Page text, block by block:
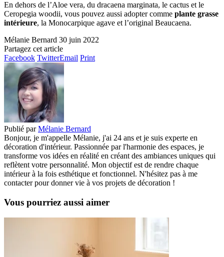
En dehors de l’Aloe vera, du dracaena marginata, le cactus et le
Ceropegia woodii, vous pouvez aussi adopter comme plante grasse
intérieure, la Monocarpique agave et l’original Beaucaena.
Mélanie Bernard 30 juin 2022
Partagez cet article
Facebook TwitterEmail Print
Publié par Mélanie Bernard
Bonjour, je m'appelle Mélanie, j'ai 24 ans et je suis experte en
décoration d'intérieur. Passionnée par l'harmonie des espaces, je
transforme vos idées en réalité en créant des ambiances uniques qui
reflètent votre personnalité. Mon objectif est de rendre chaque
intérieur à la fois esthétique et fonctionnel. N'hésitez pas à me
contacter pour donner vie à vos projets de décoration !
Vous pourriez aussi aimer